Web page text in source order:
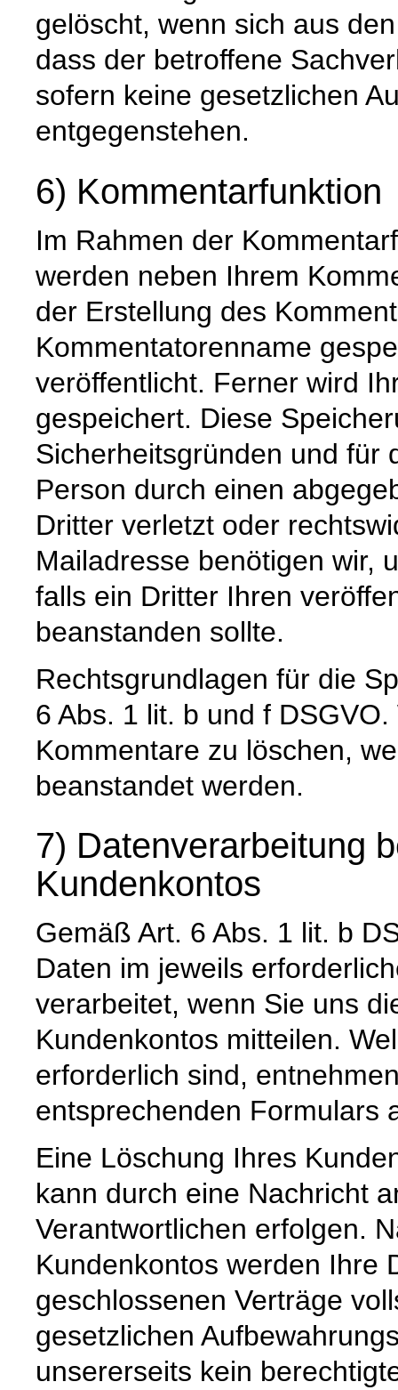
gelöscht, wenn sich aus
dass der betroffene
sofern keine gesetzlichen
entgegenstehen.
6) Kommentarfunktion
Im Rahmen der
werden neben Ihrem
der Erstellung des
Kommentatorenname
veröffentlicht. Ferner wird
gespeichert. Diese
Sicherheitsgründen und für
Person durch einen
Dritter verletzt oder
Mailadresse benötigen wir,
falls ein Dritter Ihren
beanstanden sollte.
Rechtsgrundlagen für die
6 Abs. 1 lit. b und f
Kommentare zu löschen,
beanstandet werden.
7) Datenverarbeitung
Kundenkontos
Gemäß Art. 6 Abs. 1 lit. b
Daten im jeweils
verarbeitet, wenn Sie uns
Kundenkontos mitteilen.
erforderlich sind,
entsprechenden Formulars
Eine Löschung Ihres
kann durch eine Nachricht
Verantwortlichen erfolgen.
Kundenkontos werden Ihre
geschlossenen Verträge
gesetzlichen
unsererseits kein